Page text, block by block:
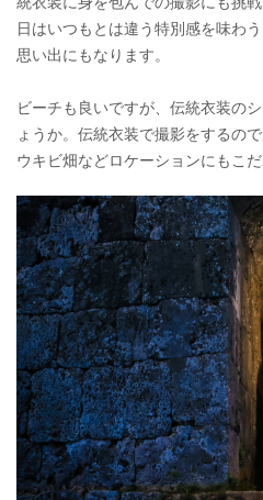
日はいつもとは違う特別感を味わ
思い出にもなります。
ビーチも良いですが、伝統衣装の
ょうか。伝統衣装で撮影をするの
ウキビ畑などロケーションにもこ